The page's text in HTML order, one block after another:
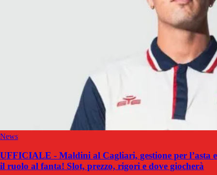
News
UFFICIALE - Maldini al Cagliari, gestione per l’asta e
il ruolo al fanta! Slot, prezzo, rigori e dove giocherà